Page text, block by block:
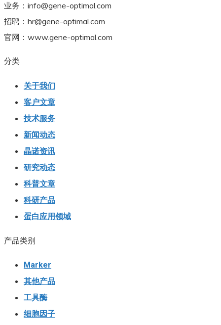
业务：info@gene-optimal.com
招聘：hr@gene-optimal.com
官网：www.gene-optimal.com
分类
关于我们
客户文章
技术服务
新闻动态
晶诺资讯
研究动态
科普文章
科研产品
蛋白应用领域
产品类别
Marker
其他产品
工具酶
细胞因子